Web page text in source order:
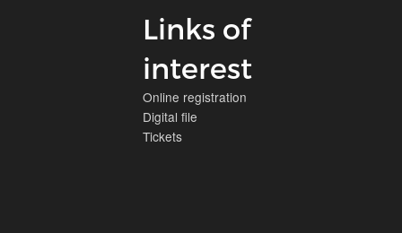
Links of
interest
Online registration
Digital file
Tickets